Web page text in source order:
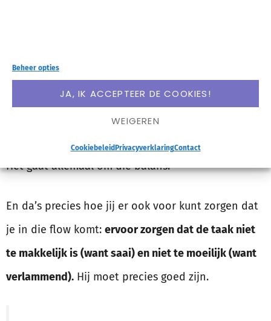
Beheer opties
JA, IK ACCEPTEER DE COOKIES!
WEIGEREN
Cookiebeleid PrivacyverklaringContact
Als ik dan een keer een makkelijkere training volg,
vind ik het lopen sneller saai. En als ik het mezelf
iets te moeilijk maak, raak ik uitgeput en
oververmoeid en kom ik daardoor niet in een flow.
Het gaat allemaal om die balans.
En da’s precies hoe jij er ook voor kunt zorgen dat
je in die flow komt: ervoor zorgen dat de taak niet
te makkelijk is (want saai) en niet te moeilijk (want
verlammend). Hij moet precies goed zijn.